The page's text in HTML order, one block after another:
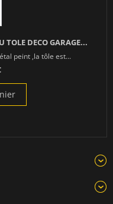
TOLE DECO GARAGE...
peint ,la tôle est...